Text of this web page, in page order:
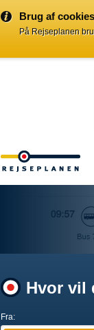
Brug af
På Rejseplanen
Hvor vil
Fra: